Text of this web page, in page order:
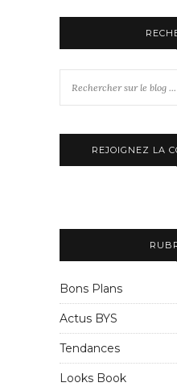
REJOIGNEZ LA
Bons Plans
Actus BYS
Tendances
Looks Book